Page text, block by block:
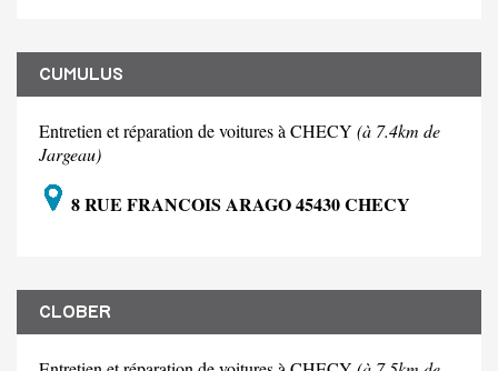
CUMULUS
Entretien et réparation de voitures à CHECY (à 7.4km de
Jargeau)
8 RUE FRANCOIS ARAGO 45430 CHECY
CLOBER